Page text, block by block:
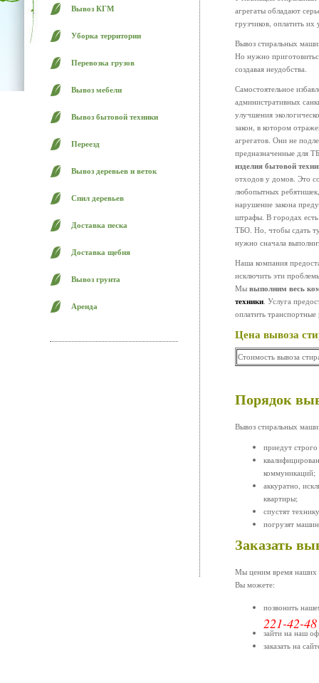
Вывоз КГМ
Уборка территории
Перевозка грузов
Вывоз мебели
Вывоз бытовой техники
Переезд
Вывоз деревьев и веток
Спил деревьев
Доставка песка
Доставка щебня
Вывоз грунта
Аренда
агрегаты обладают
грузчиков, оплатить
Вывоз стиральных
Но нужно
создавая неудобства.
Самостоятельное
административных
улучшения
закон, в котором
агрегатов. Они не
предназначенные для
изделия бытовой
отходов у домов. Это
любопытных
нарушение закона
штрафы. В городах
ТБО. Но, чтобы сдать
нужно сначала
Наша компания
исключить эти
Мы выполним весь
техники. Услуга
оплатить
Цена вывоза
Стоимость вывоза
Порядок
Вывоз стиральных
приедут
коммуникаций;
аккуратно,
квартиры;
спустят
погрузят
Заказать
Мы ценим время наших
Вы можете:
позвонить
221-42-48
зайти на наш
заказать на